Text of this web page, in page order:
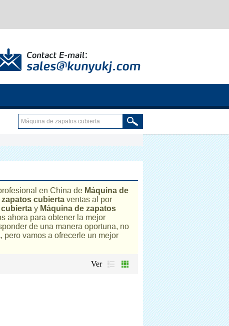
en China de Máquina de
zapatos cubierta ventas al por
cubierta y Máquina de zapatos
ahora para obtener la mejor
de una manera oportuna, no
, pero vamos a ofrecerle un mejor
Ver